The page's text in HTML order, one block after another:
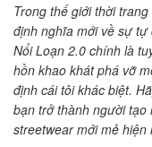
Trong thế giới thời
định nghĩa mới về sự tự
Nổi Loạn 2.0 chính là
hồn khao khát phá vỡ
định cái tôi khác biệt.
bạn trở thành người
streetwear mới mẻ hiện